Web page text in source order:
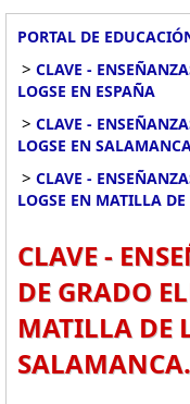
PORTAL DE
> CLAVE -
LOGSE EN ESPAÑA
> CLAVE -
LOGSE EN
> CLAVE -
LOGSE EN MATILLA
CLAVE -
DE GRADO
MATILLA DE
SALAMANCA.